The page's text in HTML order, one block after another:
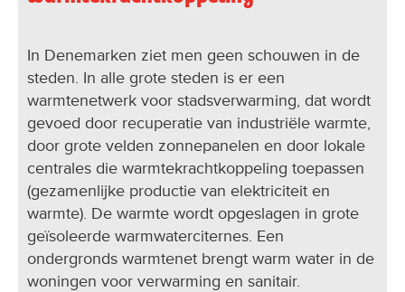
In Denemarken ziet men geen schouwen in de
steden. In alle grote steden is er een
warmtenetwerk voor stadsverwarming, dat wordt
gevoed door recuperatie van industriële warmte,
door grote velden zonnepanelen en door lokale
centrales die warmtekrachtkoppeling toepassen
(gezamenlijke productie van elektriciteit en
warmte). De warmte wordt opgeslagen in grote
geïsoleerde warmwaterciternes. Een
ondergronds warmtenet brengt warm water in de
woningen voor verwarming en sanitair.